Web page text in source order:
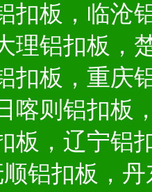
扣板，临沧
理铝扣板，
扣板，重庆
喀则铝扣板
板，辽宁铝
铝扣板，